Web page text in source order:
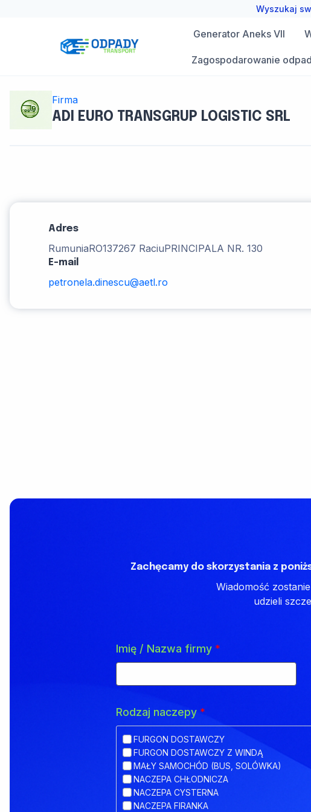
Wyszukaj
Generator Aneks VII
Zagospodarowanie
Firma
ADI EURO TRANSGRUP LOGISTIC SRL
Adres
RumuniaRO137267 RaciuPRINCIPALA NR. 130
E-mail
petronela.dinescu@aetl.ro
Zachęcamy do skorzystania z
Wiadomość
udzieli
Imię / Nazwa firmy *
Rodzaj naczepy *
FURGON DOSTAWCZY
FURGON DOSTAWCZY Z WINDĄ
MAŁY SAMOCHÓD (BUS, SOLÓWKA)
NACZEPA CHŁODNICZA
NACZEPA CYSTERNA
NACZEPA FIRANKA